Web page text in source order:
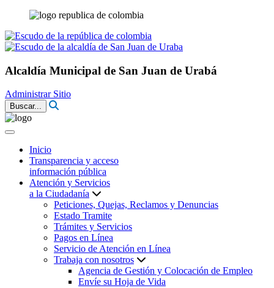
Alcaldía Municipal de San Juan de Urabá
Administrar Sitio
Buscar...
Inicio
Transparencia y acceso
información pública
Atención y Servicios
a la Ciudadanía
Peticiones, Quejas, Reclamos y Denuncias
Estado Tramite
Trámites y Servicios
Pagos en Línea
Servicio de Atención en Línea
Trabaja con nosotros
Agencia de Gestión y Colocación de Empleo
Envíe su Hoja de Vida